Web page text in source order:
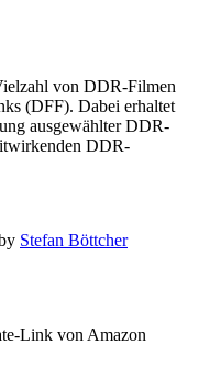
von DDR-Filmen
(DFF). Dabei erhaltet
ausgewählter DDR-
DDR-
Stefan Böttcher
Link von Amazon